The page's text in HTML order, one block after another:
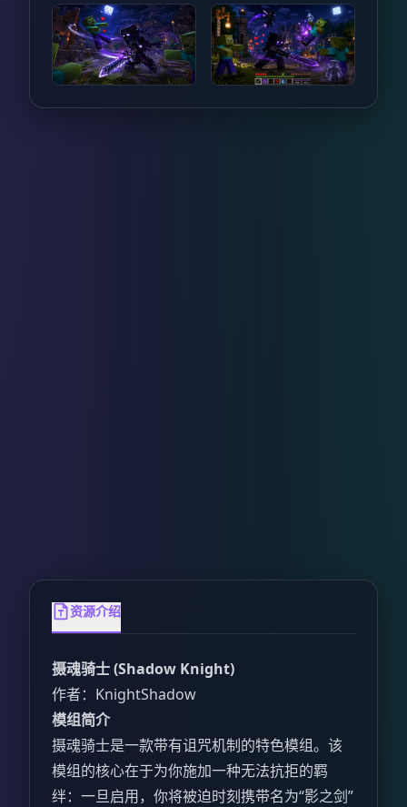
资源介绍
摄魂骑士 (Shadow Knight)
作者：KnightShadow
模组简介
摄魂骑士是一款带有诅咒机制的特色模组。该
模组的核心在于为你施加一种无法抗拒的羁
绊：一旦启用，你将被迫时刻携带名为“影之剑”